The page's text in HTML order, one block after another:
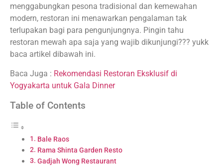
menggabungkan pesona tradisional dan kemewahan
modern, restoran ini menawarkan pengalaman tak
terlupakan bagi para pengunjungnya. Pingin tahu
restoran mewah apa saja yang wajib dikunjungi??? yukk
baca artikel dibawah ini.
Baca Juga : Rekomendasi Restoran Eksklusif di
Yogyakarta untuk Gala Dinner
Table of Contents
Bale Raos
Rama Shinta Garden Resto
Gadjah Wong Restaurant